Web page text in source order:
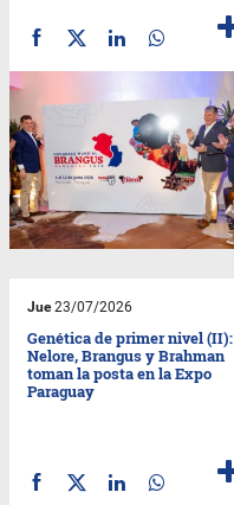
Jue23/07/2026
Genética de primer nivel (II):
Nelore, Brangus y Brahman
toman la posta en la Expo
Paraguay